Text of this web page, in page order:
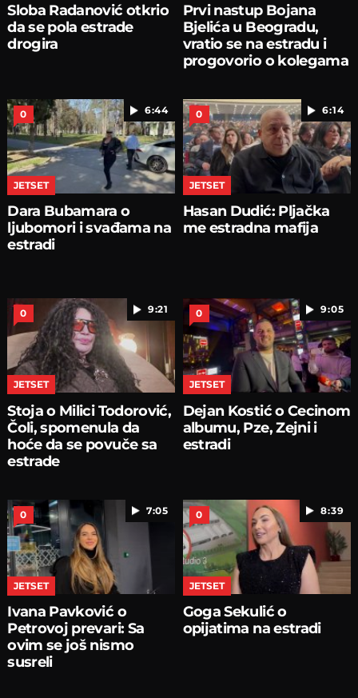
Sloba Radanović otkrio
da se pola estrade
drogira
Prvi nastup Bojana
Bjelića u Beogradu,
vratio se na estradu i
progovorio o kolegama
6:44
0
JETSET
Dara Bubamara o
ljubomori i svađama na
estradi
6:14
0
JETSET
Hasan Dudić: Pljačka
me estradna mafija
9:21
0
JETSET
Stoja o Milici Todorović,
Čoli, spomenula da
hoće da se povuče sa
estrade
9:05
0
JETSET
Dejan Kostić o Cecinom
albumu, Pze, Zejni i
estradi
7:05
0
JETSET
Ivana Pavković o
Petrovoj prevari: Sa
ovim se još nismo
susreli
8:39
0
JETSET
Goga Sekulić o
opijatima na estradi